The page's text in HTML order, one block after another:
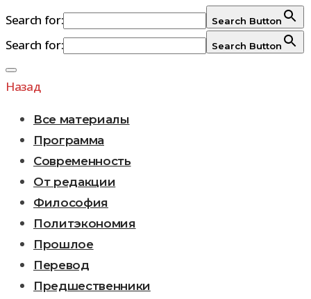
Search for: Search Button
Search for: Search Button
Перейти
к
Назад
Все материалы
Программа
Современность
От редакции
Философия
Политэкономия
Прошлое
Перевод
Предшественники